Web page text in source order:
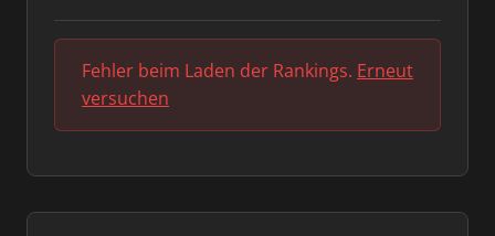
Fehler beim Laden der Rankings. Erneut
versuchen